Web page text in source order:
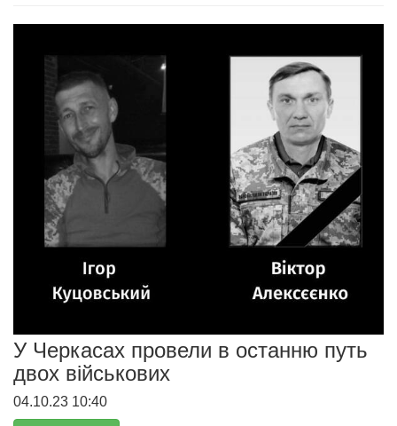
У Черкасах провели в останню путь
двох військових
04.10.23 10:40